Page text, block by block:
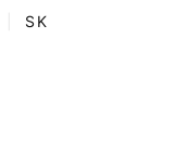
SK